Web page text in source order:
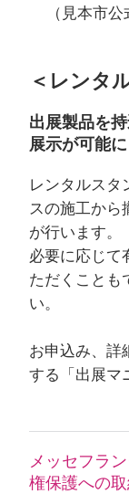
（見本市
＜レンタ
出展製品を
展示が可能に
レンタルスタ
スの施工から
が行います。
必要に応じて
ただくことも
い。
お申込み、詳
する「出展マ
メッセフラ
権保護への